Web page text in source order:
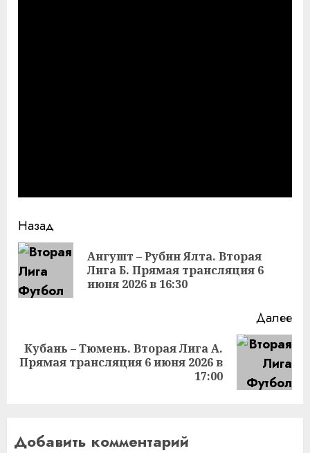
Продолжить
чтение
Назад
Ангушт – Рубин Ялта. Вторая
Лига Б. Прямая трансляция 6
июня 2026 в 16:30
Далее
Следующая
Кубань – Тюмень. Вторая Лига А.
Прямая трансляция 6 июня 2026 в
17:00
Добавить комментарий